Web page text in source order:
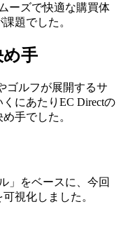
ーズで快適な購買体
題でした。
手
ゴルフが展開するサ
にあたりEC Directの
手でした。
」をベースに、今回
視化しました。